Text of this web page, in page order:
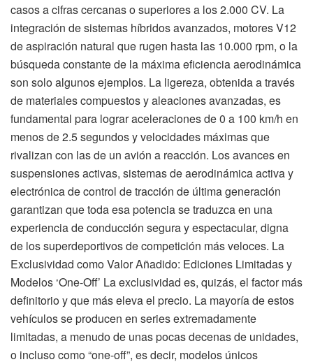
casos a cifras cercanas o superiores a los 2.000 CV. La
integración de sistemas híbridos avanzados, motores V12
de aspiración natural que rugen hasta las 10.000 rpm, o la
búsqueda constante de la máxima eficiencia aerodinámica
son solo algunos ejemplos. La ligereza, obtenida a través
de materiales compuestos y aleaciones avanzadas, es
fundamental para lograr aceleraciones de 0 a 100 km/h en
menos de 2.5 segundos y velocidades máximas que
rivalizan con las de un avión a reacción. Los avances en
suspensiones activas, sistemas de aerodinámica activa y
electrónica de control de tracción de última generación
garantizan que toda esa potencia se traduzca en una
experiencia de conducción segura y espectacular, digna
de los superdeportivos de competición más veloces. La
Exclusividad como Valor Añadido: Ediciones Limitadas y
Modelos ‘One-Off’ La exclusividad es, quizás, el factor más
definitorio y que más eleva el precio. La mayoría de estos
vehículos se producen en series extremadamente
limitadas, a menudo de unas pocas decenas de unidades,
o incluso como “one-off”, es decir, modelos únicos